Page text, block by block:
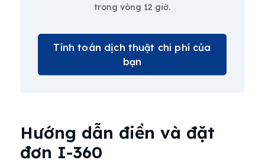
trong vòng 12 giờ.
Tính toán dịch thuật chi phí của
bạn
Hướng dẫn điền và đặt
đơn I-360